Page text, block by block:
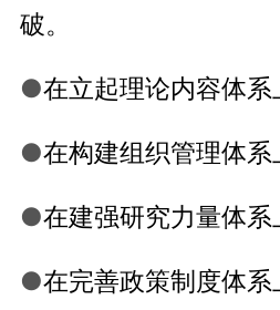
破。
●在立起理论内容体系
●在构建组织管理体系
●在建强研究力量体系
●在完善政策制度体系